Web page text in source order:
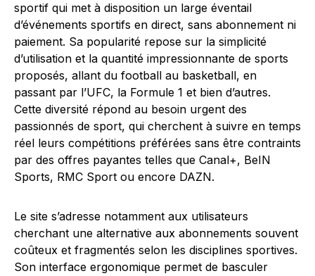
sportif qui met à disposition un large éventail
d’événements sportifs en direct, sans abonnement ni
paiement. Sa popularité repose sur la simplicité
d’utilisation et la quantité impressionnante de sports
proposés, allant du football au basketball, en
passant par l’UFC, la Formule 1 et bien d’autres.
Cette diversité répond au besoin urgent des
passionnés de sport, qui cherchent à suivre en temps
réel leurs compétitions préférées sans être contraints
par des offres payantes telles que Canal+, BeIN
Sports, RMC Sport ou encore DAZN.
Le site s’adresse notamment aux utilisateurs
cherchant une alternative aux abonnements souvent
coûteux et fragmentés selon les disciplines sportives.
Son interface ergonomique permet de basculer